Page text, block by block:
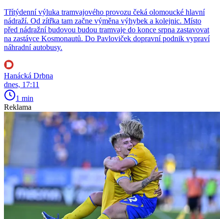
Třítýdenní výluka tramvajového provozu čeká olomoucké hlavní
nádraží. Od zítřka tam začne výměna výhybek a kolejnic. Místo
před nádražní budovou budou tramvaje do konce srpna zastavovat
na zastávce Kosmonautů. Do Pavloviček dopravní podnik vypraví
náhradní autobusy.
Hanácká Drbna
dnes, 17:11
1 min
Reklama